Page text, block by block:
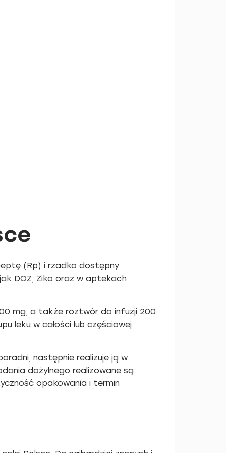
(Rp) i rzadko dostępny
DOZ, Ziko oraz w aptekach
mg, a także roztwór do infuzji 200
leku w całości lub częściowej
następnie realizuje ją w
dożylnego realizowane są
opakowania i termin